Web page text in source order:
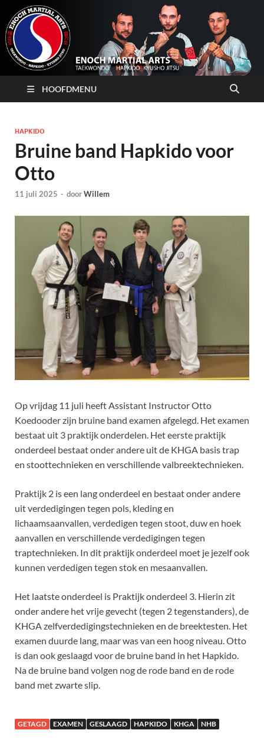
HOOFDMENU
HAPKIDO
Bruine band Hapkido voor
Otto
11 juli 2025 - doorWillem
Op vrijdag 11 juli heeft Assistant Instructor Otto
Koedooder zijn bruine band examen afgelegd. Het examen
bestaat uit 3 praktijk onderdelen. Het eerste praktijk
onderdeel bestaat onder andere uit de KHGA basis trap
en stoottechnieken en verschillende valbreektechnieken.
Praktijk 2 is een lang onderdeel en bestaat onder andere
uit verdedigingen tegen pols, kleding en
lichaamsaanvallen, verdedigen tegen stoot, duw en hoek
aanvallen en verschillende verdedigingen tegen
traptechnieken. In dit praktijk onderdeel moet je jezelf ook
kunnen verdedigen tegen stok en mesaanvallen.
Het laatste onderdeel is Praktijk onderdeel 3. Hierin zit
onder andere het vrije gevecht (tegen 2 tegenstanders), de
KHGA zelfverdedigingstechnieken en de breektesten. Het
examen duurde lang, maar was van een hoog niveau. Otto
is dan ook geslaagd voor de bruine band in het Hapkido.
Na de bruine band volgen nog de rode band en de rode
band met zwarte slip.
GETAGD EXAMEN GESLAAGD HAPKIDO KHGA NHB